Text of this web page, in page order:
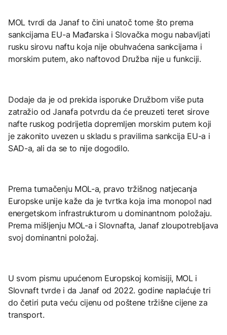
MOL tvrdi da Janaf to čini unatoč tome što prema
sankcijama EU-a Mađarska i Slovačka mogu nabavljati
rusku sirovu naftu koja nije obuhvaćena sankcijama i
morskim putem, ako naftovod Družba nije u funkciji.
Dodaje da je od prekida isporuke Družbom više puta
zatražio od Janafa potvrdu da će preuzeti teret sirove
nafte ruskog podrijetla dopremljen morskim putem koji
je zakonito uvezen u skladu s pravilima sankcija EU-a i
SAD-a, ali da se to nije dogodilo.
Prema tumačenju MOL-a, pravo tržišnog natjecanja
Europske unije kaže da je tvrtka koja ima monopol nad
energetskom infrastrukturom u dominantnom položaju.
Prema mišljenju MOL-a i Slovnafta, Janaf zloupotrebljava
svoj dominantni položaj.
U svom pismu upućenom Europskoj komisiji, MOL i
Slovnaft tvrde i da Janaf od 2022. godine naplaćuje tri
do četiri puta veću cijenu od poštene tržišne cijene za
transport.